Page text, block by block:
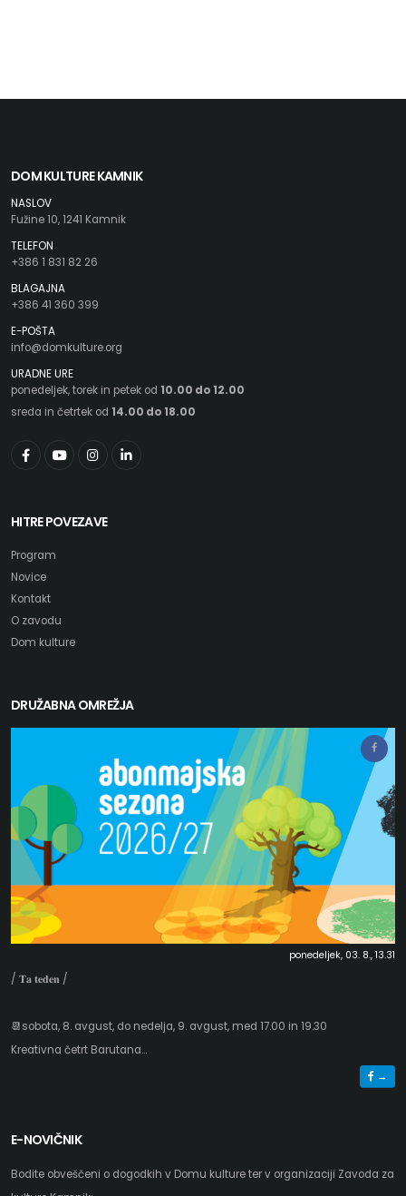
DOM KULTURE KAMNIK
NASLOV
Fužine 10, 1241 Kamnik
TELEFON
+386 1 831 82 26
BLAGAJNA
+386 41 360 399
E-POŠTA
info@domkulture.org
URADNE URE
ponedeljek, torek in petek od 10.00 do 12.00
sreda in četrtek od 14.00 do 18.00
HITRE POVEZAVE
Program
Novice
Kontakt
O zavodu
Dom kulture
DRUŽABNA OMREŽJA
ponedeljek, 03. 8., 13.31
/ 𝐓𝐚 𝐭𝐞𝐝𝐞𝐧 /
📆sobota, 8. avgust, do nedelja, 9. avgust, med 17.00 in 19.30
Kreativna četrt Barutana...
→
E-NOVIČNIK
Bodite obveščeni o dogodkih v Domu kulture ter v organizaciji Zavoda za